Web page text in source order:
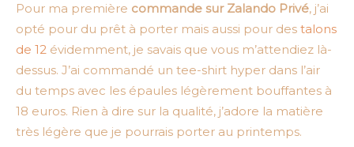
Pour ma première commande sur Zalando Privé, j’ai
opté pour du prêt à porter mais aussi pour des talons
de 12 évidemment, je savais que vous m’attendiez là-
dessus. J’ai commandé un tee-shirt hyper dans l’air
du temps avec les épaules légèrement bouffantes à
18 euros. Rien à dire sur la qualité, j’adore la matière
très légère que je pourrais porter au printemps.